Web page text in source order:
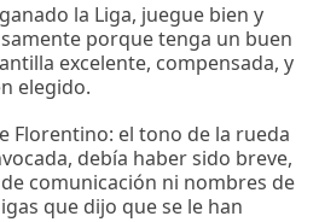
la Liga, juegue bien y
porque tenga un buen
excelente, compensada, y
elegido.
Florentino: el tono de la rueda
debía haber sido breve,
comunicación ni nombres de
que dijo que se le han